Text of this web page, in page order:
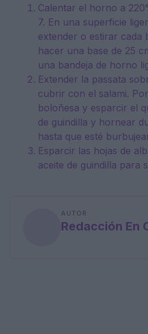
Calentar el horno a
7. En una superficie
extender o estirar cada
hacer una base de 25
una bandeja de horno
Extender la passata
cubrir con el salami.
boloñesa y esparcir el
de guindilla y hornear
hasta que esté
Esparcir las hojas de
aceite de guindilla para
AUTOR
Redacción En